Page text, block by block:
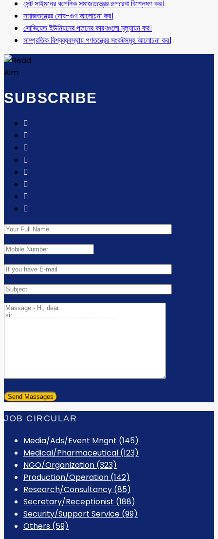
সেন্ট সাইমনের কাল্পনিক সমাজতন্ত্রের রূপরেখা বিশ্লেষণ কর।
সমাজতন্ত্রের দোষ-গুণ আলোচনা কর।
সোভিয়েত ইউনিয়নের পতনের কারণগুলো মূল্যায়ন কর।
সাম্প্রতিক বিশ্বব্যবস্থায় গণতন্ত্রের সংকটসমূহ আলোচনা কর।
SUBSCRIBE
JOB CIRCULAR
Media/Ads/Event Mngnt (145)
Medical/Pharmaceutical (123)
NGO/Organization (323)
Production/Operation (142)
Research/Consultancy (85)
Secretary/Receptionist (188)
Security/Support Service (99)
Others (59)